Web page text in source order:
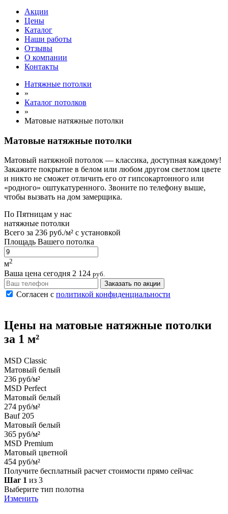
Акции
Цены
Каталог
Наши работы
Отзывы
О компании
Контакты
Натяжные потолки
»
Каталог потолков
»
Матовые натяжные потолки
Матовые натяжные потолки
Матовый натяжной потолок — классика, доступная каждому!
Закажите покрытие в белом или любом другом светлом цвете
и никто не сможет отличить его от гипсокартонного или
«родного» оштукатуренного. Звоните по телефону выше,
чтобы вызвать на дом замерщика.
По Пятницам у нас
натяжные потолки
Всего за 236 руб./м² с установкой
Площадь Вашего потолка
м2
Ваша цена сегодня 2 124 руб.
Заказать по акции
Согласен с политикой конфиденциальности
Цены на матовые натяжные потолки
за 1 м²
MSD Classic
Матовый белый
236 руб/м²
MSD Perfect
Матовый белый
274 руб/м²
Bauf 205
Матовый белый
365 руб/м²
MSD Premium
Матовый цветной
454 руб/м²
Получите бесплатный расчет стоимости прямо сейчас
Шаг 1 из 3
Выберите тип полотна
Изменить